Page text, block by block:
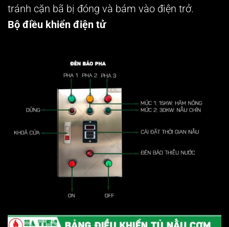
tránh cặn bã bị đóng và bám vào điện trở.
Bộ điều khiển điện tử